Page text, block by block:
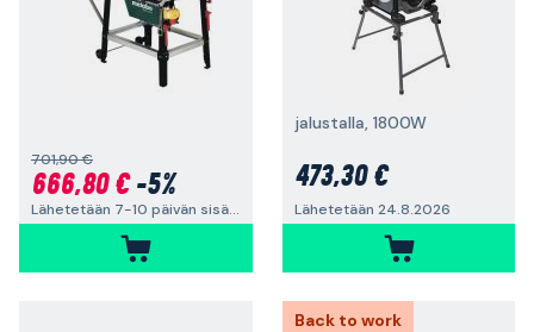
701,90 €
666,80 €-5%
Lähetetään 7-10 päivän sisällä
jalustalla, 1800W
473,30 €
Lähetetään 24.8.2026
Back to work